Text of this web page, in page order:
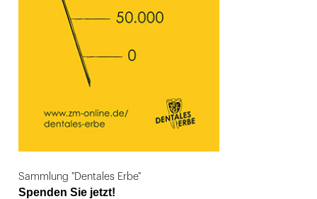
Sammlung "Dentales Erbe"
Spenden Sie jetzt!